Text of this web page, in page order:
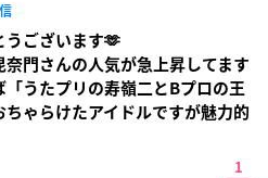
うございます🫶
門さんの人気が急上昇してます
うたプリの寿嶺二とBプロの王
ゃらけたアイドルですが魅力的
1